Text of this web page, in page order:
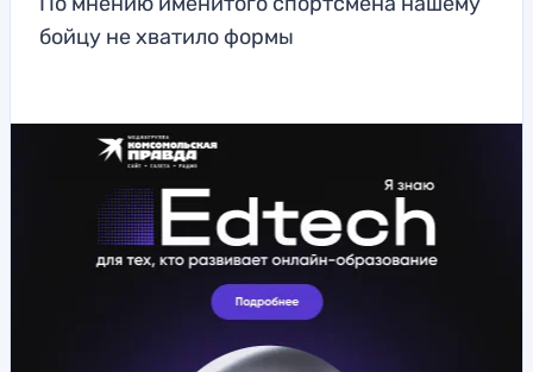
бойцу не хватило формы